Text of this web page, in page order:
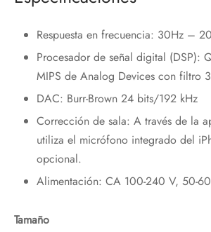
Respuesta en frecuencia: 30Hz –
Procesador de señal digital (DSP):
MIPS de Analog Devices con filtro
DAC: Burr-Brown 24 bits/192 kHz
Corrección de sala: A través de la
utiliza el micrófono integrado del
opcional.
Alimentación: CA 100-240 V, 50-
Tamaño